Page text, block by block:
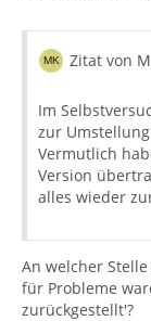
Zitat von
Im
zur
Vermutlich
Version
alles wieder
An welcher
für Probleme
zurückgestellt'?